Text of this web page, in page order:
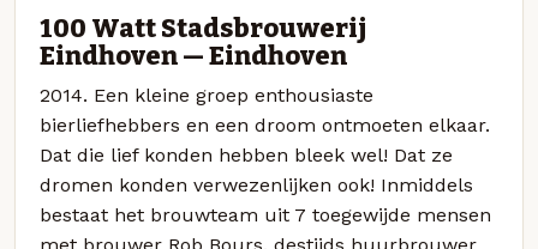
100 Watt Stadsbrouwerij
Eindhoven — Eindhoven
2014. Een kleine groep enthousiaste
bierliefhebbers en een droom ontmoeten elkaar.
Dat die lief konden hebben bleek wel! Dat ze
dromen konden verwezenlijken ook! Inmiddels
bestaat het brouwteam uit 7 toegewijde mensen
met brouwer Rob Bours, destijds huurbrouwer